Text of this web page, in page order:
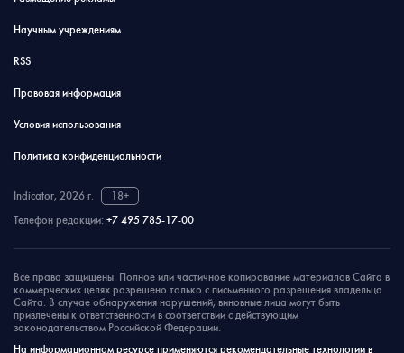
Научным учреждениям
RSS
Правовая информация
Условия использования
Политика конфиденциальности
Indicator, 2026 г.
18+
Телефон редакции: +7 495 785-17-00
Все права защищены. Полное или частичное копирование материалов Сайта в
коммерческих целях разрешено только с письменного разрешения владельца
Сайта. В случае обнаружения нарушений, виновные лица могут быть
привлечены к ответственности в соответствии с действующим
законодательством Российской Федерации.
На информационном ресурсе применяются рекомендательные технологии в